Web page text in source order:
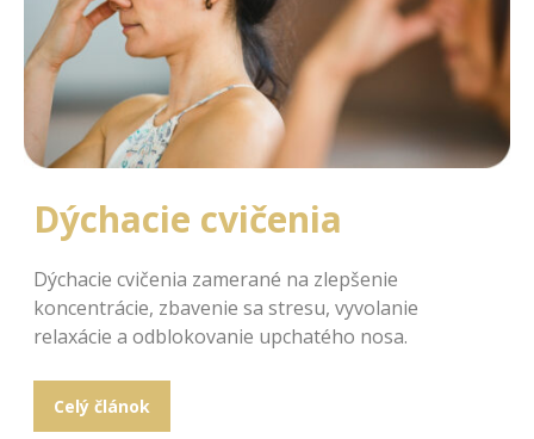
Dýchacie cvičenia
Dýchacie cvičenia zamerané na zlepšenie
koncentrácie, zbavenie sa stresu, vyvolanie
relaxácie a odblokovanie upchatého nosa.
Celý článok